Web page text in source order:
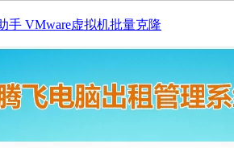
手 VMware虚拟机批量克隆